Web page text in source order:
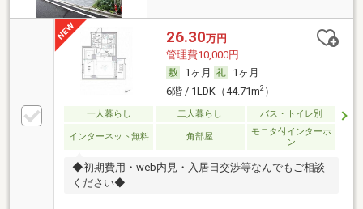
26.30万円
管理費10,000円
1ヶ月
1ヶ月
6階 / 1LDK（44.71m2）
一人暮らし 二人暮らし バス・トイレ別
インターネット無料 角部屋
モニタ付インターホ
ン
◆初期費用・web内見・入居日交渉等なんでもご相談
ください◆